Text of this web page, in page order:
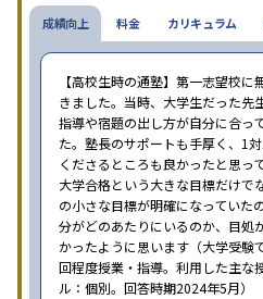
成績向上
【高校生時の通塾】第一志望校に
きました。当時、大学生だった先
指導や宿題の出し方が自分に合っ
た。塾長のサポートも手厚く、1
くださるところも良かったと思って
大学合格という大きな目標だけで
の小さな目標が明確になっていた
分がどのあたりにいるのか、目処
かったように思います（大学受験
回程度授業・指導。利用した主な
ル：個別。回答時期2024年5月）
料金 カリキュラム